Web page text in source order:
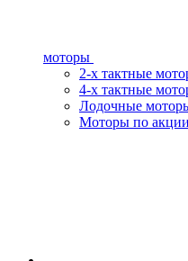
моторы
2-х тактные
4-х тактные
Лодочные
Моторы по акции